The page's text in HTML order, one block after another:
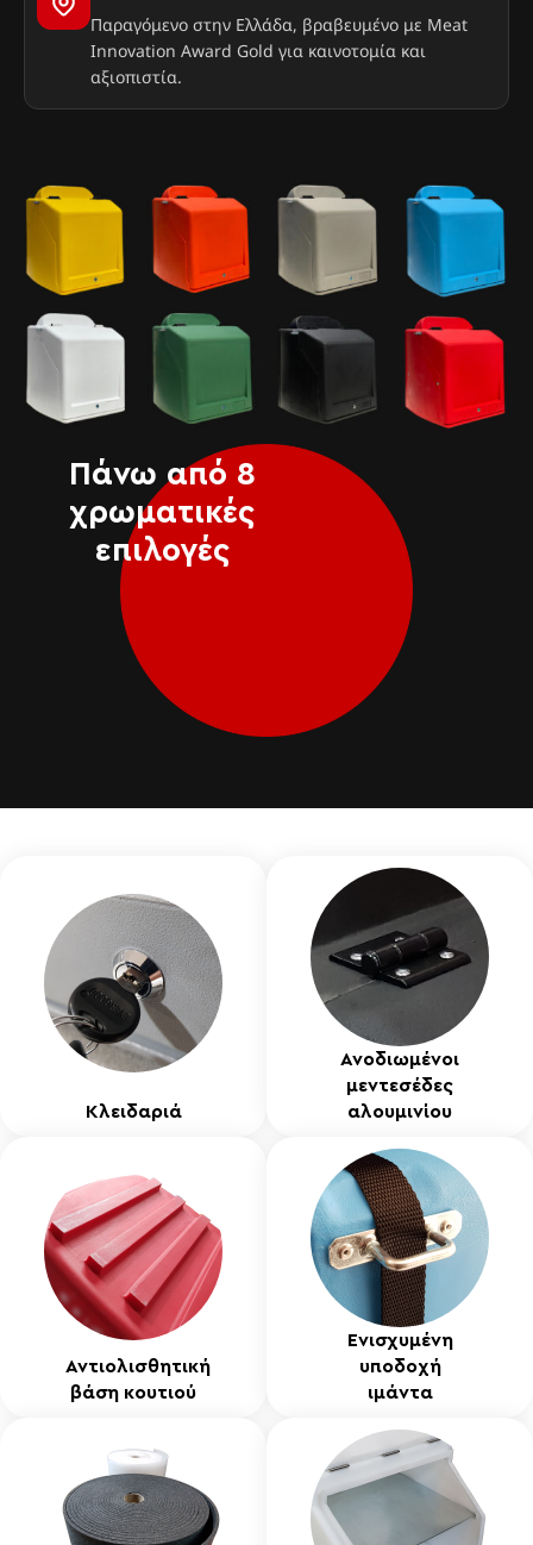
Παραγόμενο στην Ελλάδα, βραβευμένο με Meat
Innovation Award Gold για καινοτομία και
αξιοπιστία.
Πάνω από 8
χρωματικές
επιλογές
Κλειδαριά
Ανοδιωμένοι
μεντεσέδες
αλουμινίου
Αντιολισθητική
βάση κουτιού
Ενισχυμένη
υποδοχή
ιμάντα